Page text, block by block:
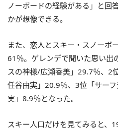
ノーボードの経験がある」と回
かが想像できる。
また、恋人とスキー・スノーボ
61％。ゲレンデで聞いた思い出
スの神様/広瀬香美」29.7％、2
任谷由実」20.9％、3位「サー
実」8.9％となった。
スキー人口だけを見てみると、